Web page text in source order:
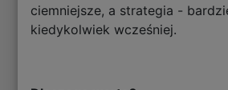
ciemniejsze, a strategia -
kiedykolwiek wcześniej.